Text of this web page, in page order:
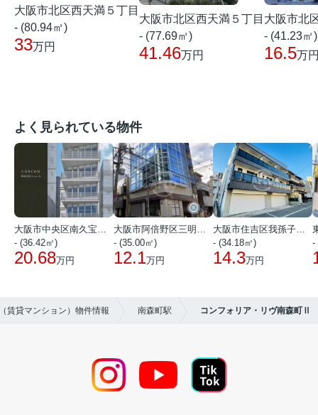
大阪市北区西天満５丁目
- (80.94㎡)
33万円
大阪市北区西天満５丁目
- (77.69㎡)
41.46万円
大阪市北
- (41.23㎡)
16.5万
よく見られている物件
- (36.42㎡)
20.68万円
- (35.00㎡)
12.1万円
- (34.18㎡)
14.3万円
-
賃貸マンション）物件情報 南森町駅 コンフォリア・リヴ南森町Ⅱ